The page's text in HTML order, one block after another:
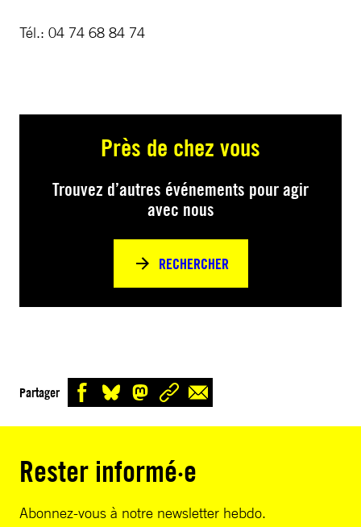
Tél.: 04 74 68 84 74
Près de chez vous
Trouvez d’autres événements pour agir
avec nous
RECHERCHER
Partager
Rester informé·e
Abonnez-vous à notre newsletter hebdo.